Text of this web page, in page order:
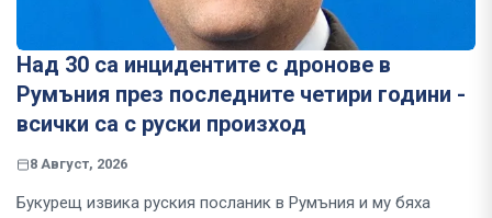
Над 30 са инцидентите с дронове в
Румъния през последните четири години -
всички са с руски произход
8 Август, 2026
Букурещ извика руския посланик в Румъния и му бяха